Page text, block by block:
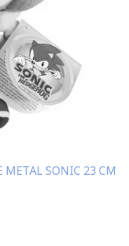
METAL SONIC 23 CM